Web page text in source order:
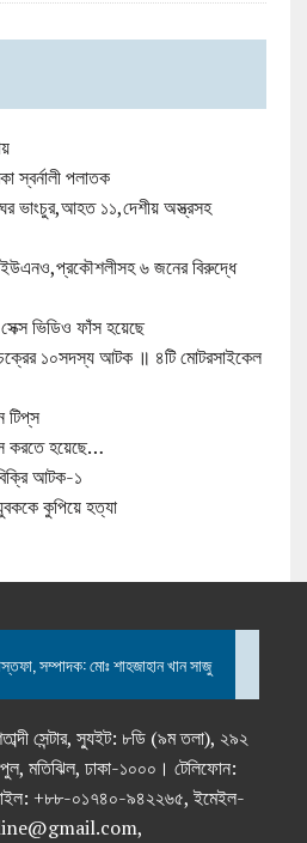
স্বর্নালী পলাতক
ভাংচুর,আহত ১১,দেশীয় অস্ত্রসহ
ইউএনও,প্রকৌশলীসহ ৬ জনের বিরুদ্ধে
ভিডিও ফাঁস হয়েছে
১০সদস্য আটক ॥ ৪টি মোটরসাইকেল
টিপ্‌স
করতে হয়েছে…
আটক-১
কুপিয়ে হত্যা
সম্পাদক: মোঃ শাহজাহান খান সাজু
সেন্টার, স্যুইট: ৮ডি (৯ম তলা), ২৯২
মতিঝিল, ঢাকা-১০০০। টেলিফোন:
+৮৮-০১৭৪০-৯৪২২৬৫, ইমেইল-